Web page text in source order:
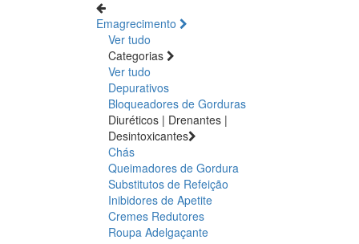
Emagrecimento
Ver tudo
Categorias
Ver tudo
Depurativos
Bloqueadores de Gorduras
Diuréticos | Drenantes |
Desintoxicantes
Chás
Queimadores de Gordura
Substitutos de Refeição
Inibidores de Apetite
Cremes Redutores
Roupa Adelgaçante